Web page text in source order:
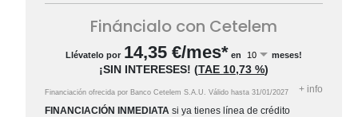
Fináncialo con Cetelem
Llévatelo por 14,35 €/mes* en meses!
¡SIN INTERESES! (TAE 10,73 %)
Financiación ofrecida por Banco Cetelem S.A.U. Válido hasta 31/01/2027 + info
FINANCIACIÓN INMEDIATA si ya tienes línea de crédito